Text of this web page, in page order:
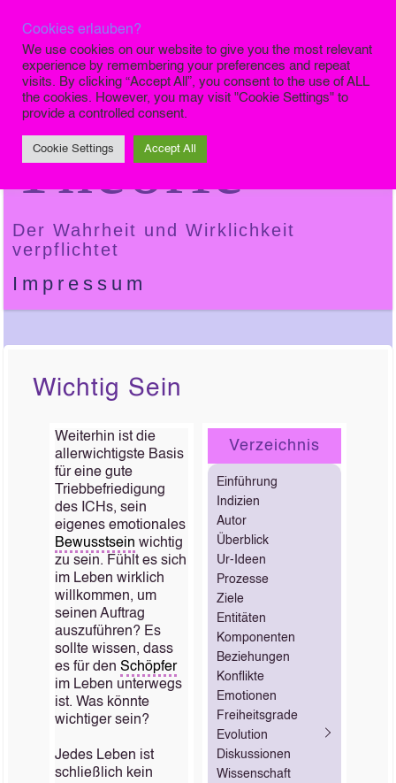
Die Finale
Theorie
Der Wahrheit und Wirklichkeit
verpflichtet
Impressum
Wichtig Sein
Weiterhin ist die
allerwichtigste Basis
für eine gute
Triebbefriedigung
des ICHs, sein
eigenes emotionales
Bewusstsein wichtig
zu sein. Fühlt es sich
im Leben wirklich
willkommen, um
seinen Auftrag
auszuführen? Es
sollte wissen, dass
es für den Schöpfer
im Leben unterwegs
ist. Was könnte
wichtiger sein?
Jedes Leben ist
schließlich kein
Verzeichnis
Einführung
Indizien
Autor
Überblick
Ur-Ideen
Prozesse
Ziele
Entitäten
Komponenten
Beziehungen
Konflikte
Emotionen
Freiheitsgrade
Evolution
Diskussionen
Wissenschaft
Cookies erlauben?
We use cookies on our website to give you the most relevant
experience by remembering your preferences and repeat
visits. By clicking “Accept All”, you consent to the use of ALL
the cookies. However, you may visit "Cookie Settings" to
provide a controlled consent.
Cookie Settings Accept All